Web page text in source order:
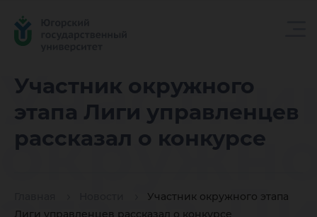
Участник окружного
этапа Лиги управленцев
рассказал о конкурсе
Участник окружного этапа
Лиги управленцев рассказал о конкурсе